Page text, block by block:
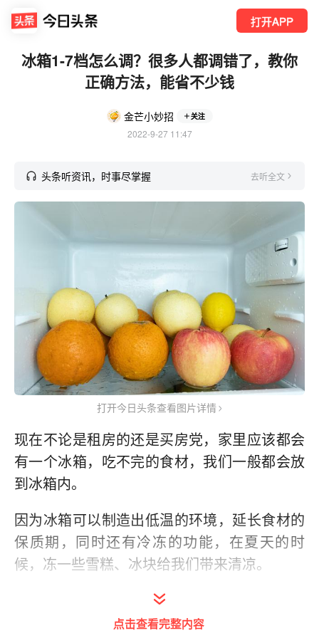
打开APP
冰箱1-7档怎么调？很多人都调错了，教你
正确方法，能省不少钱
金芒小妙招 关注
2022-9-27 11:47
头条听资讯，时事尽掌握 去听全文
打开今日头条查看图片详情
现在不论是租房的还是买房党，家里应该都会
有一个冰箱，吃不完的食材，我们一般都会放
到冰箱内。
因为冰箱可以制造出低温的环境，延长食材的
保质期，同时还有冷冻的功能，在夏天的时
候，冻一些雪糕、冰块给我们带来清凉。
点击查看完整内容